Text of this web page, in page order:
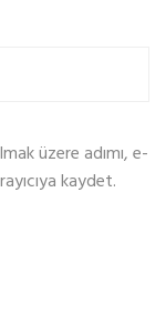
üzere adımı, e-
kaydet.